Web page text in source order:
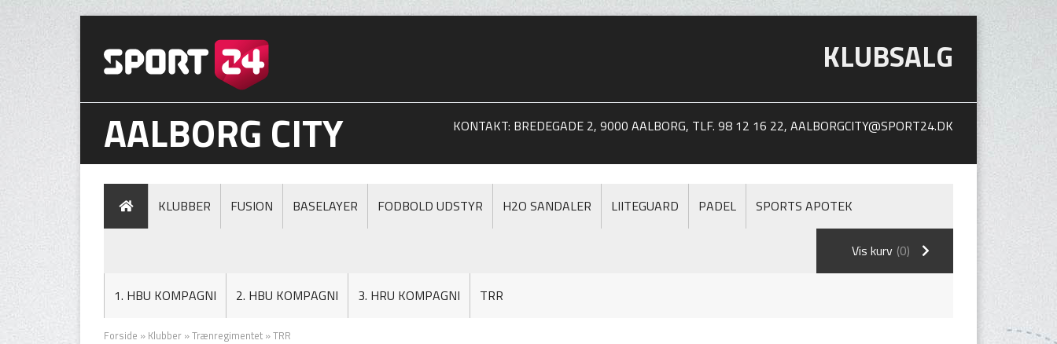
KLUBSALG
AALBORG CITY KONTAKT: BREDEGADE 2, 9000 AALBORG, TLF. 98 12 16 22, AALBORGCITY@SPORT24.DK
KLUBBER FUSION BASELAYER FODBOLD UDSTYR H2O SANDALER LIITEGUARD PADEL SPORTS APOTEK
Vis kurv (0)
1. HBU KOMPAGNI 2. HBU KOMPAGNI 3. HRU KOMPAGNI TRR
Forside » Klubber »Trænregimentet »TRR